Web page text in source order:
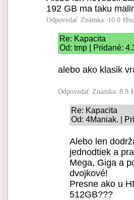
192 GB ma taku
Odpovedať Známka: 10.0
Re: Kapacita
Od: tmp | Pridané:
alebo ako klasik
Odpovedať Známka: 8.9
Re: Kapacita
Od: 4Maniak. |
Alebo len
jednodtiek a
Mega, Giga a
dvojkové!
Presne ako u
512GB???